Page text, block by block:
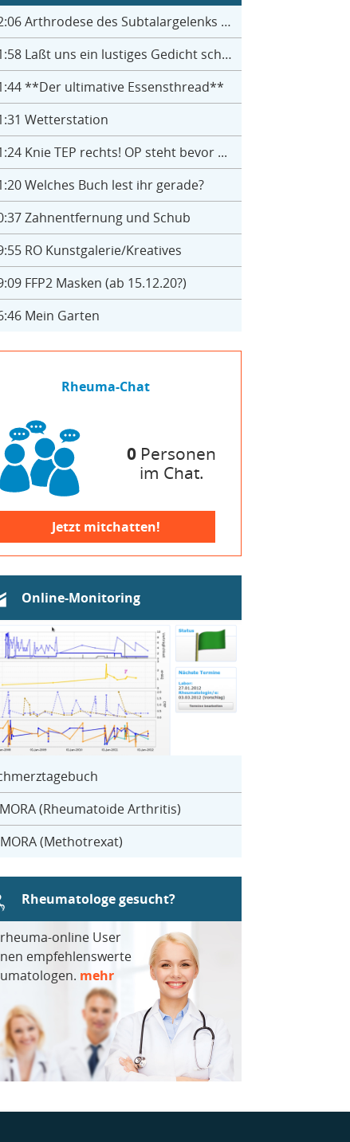
Arthrodese des Subtalargelenks mit 27
Laßt uns ein lustiges Gedicht schreiben- jeder einen Satz
**Der ultimative Essensthread**
Wetterstation
Knie TEP rechts! OP steht bevor ...
Welches Buch lest ihr gerade?
Zahnentfernung und Schub
RO Kunstgalerie/Kreatives
FFP2 Masken (ab 15.12.20?)
Mein Garten
Rheuma-Chat
0 Personen
im Chat.
Jetzt mitchatten!
Online-Monitoring
(Rheumatoide Arthritis)
(Methotrexat)
Rheumatologe gesucht?
online User
empfehlenswerte
mehr